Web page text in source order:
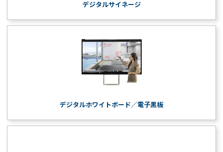
デジタルサイネージ
デジタルホワイトボード／電子黒板